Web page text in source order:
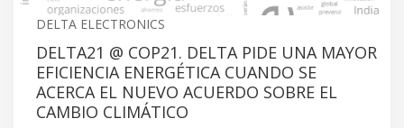
DELTA ELECTRONICS
DELTA21 @ COP21. DELTA PIDE UNA MAYOR
EFICIENCIA ENERGÉTICA CUANDO SE
ACERCA EL NUEVO ACUERDO SOBRE EL
CAMBIO CLIMÁTICO